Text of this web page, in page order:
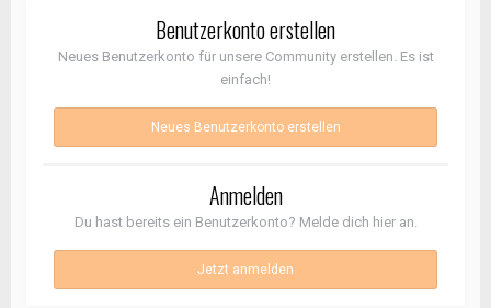
Benutzerkonto erstellen
Neues Benutzerkonto für unsere Community erstellen. Es ist
einfach!
Neues Benutzerkonto erstellen
Anmelden
Du hast bereits ein Benutzerkonto? Melde dich hier an.
Jetzt anmelden